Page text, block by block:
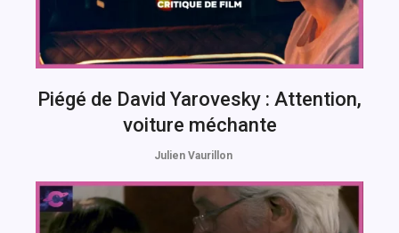
Piégé de David Yarovesky : Attention,
voiture méchante
Julien Vaurillon